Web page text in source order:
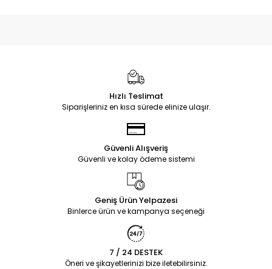
Hızlı Teslimat
Siparişleriniz en kısa sürede elinize ulaşır.
Güvenli Alışveriş
Güvenli ve kolay ödeme sistemi
Geniş Ürün Yelpazesi
Binlerce ürün ve kampanya seçeneği
7 / 24 DESTEK
Öneri ve şikayetlerinizi bize iletebilirsiniz.